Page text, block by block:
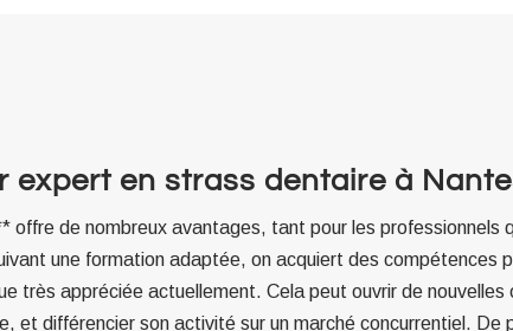
expert en strass dentaire à
de nombreux avantages, tant pour les professionnels
une formation adaptée, on acquiert des compétences
très appréciée actuellement. Cela peut ouvrir de nouvelles
et différencier son activité sur un marché concurrentiel. De